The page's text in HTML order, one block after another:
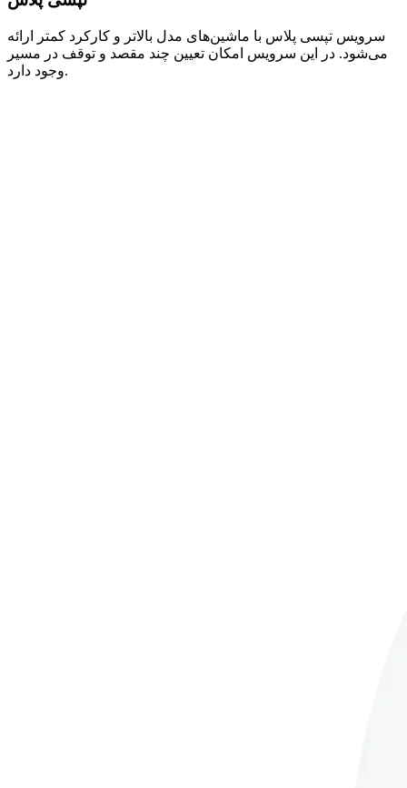
سرویس تپسی پلاس با ماشین‌های مدل بالاتر و کارکرد کمتر ارائه
می‌شود. در این سرویس امکان تعیین چند مقصد و توقف در مسیر
وجود دارد.